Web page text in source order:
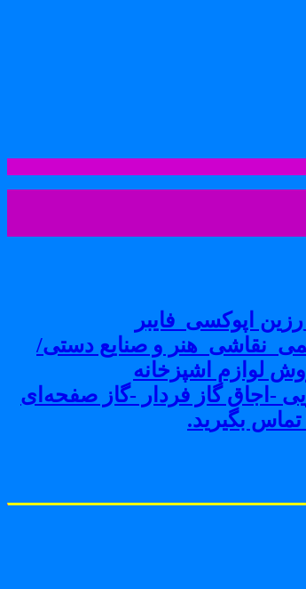
اپوکسی_فایبر
و صنایع دستی/
لوازم اشپزخانه
-اجاق گاز فردار -گاز صفحه‌ای
بگیرید.